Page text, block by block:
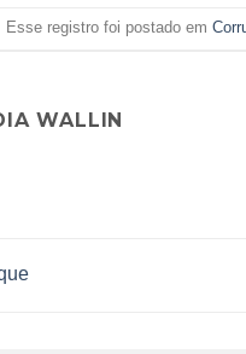
Esse registro foi postado em
WALLIN